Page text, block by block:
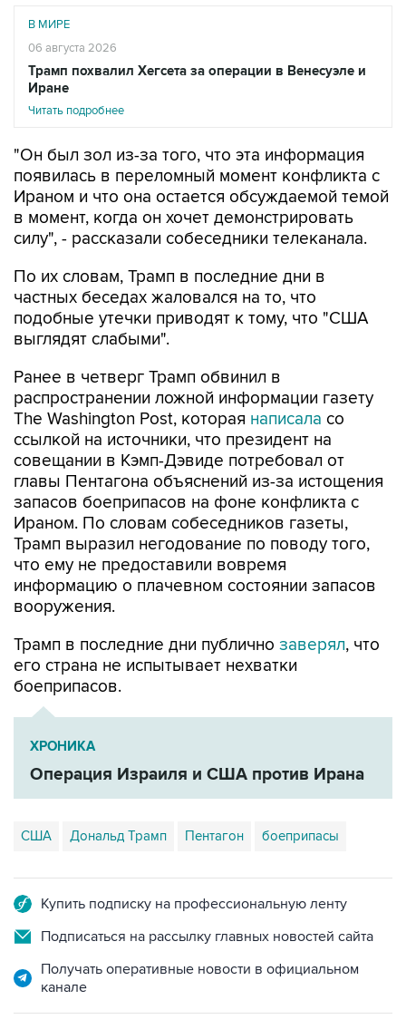
В МИРЕ
06 августа 2026
Трамп похвалил Хегсета за операции в Венесуэле и
Иране
Читать подробнее
"Он был зол из-за того, что эта информация
появилась в переломный момент конфликта с
Ираном и что она остается обсуждаемой темой
в момент, когда он хочет демонстрировать
силу", - рассказали собеседники телеканала.
По их словам, Трамп в последние дни в
частных беседах жаловался на то, что
подобные утечки приводят к тому, что "США
выглядят слабыми".
Ранее в четверг Трамп обвинил в
распространении ложной информации газету
The Washington Post, которая написала со
ссылкой на источники, что президент на
совещании в Кэмп-Дэвиде потребовал от
главы Пентагона объяснений из-за истощения
запасов боеприпасов на фоне конфликта с
Ираном. По словам собеседников газеты,
Трамп выразил негодование по поводу того,
что ему не предоставили вовремя
информацию о плачевном состоянии запасов
вооружения.
Трамп в последние дни публично заверял, что
его страна не испытывает нехватки
боеприпасов.
ХРОНИКА
Операция Израиля и США против Ирана
США Дональд Трамп Пентагон боеприпасы
Купить подписку на профессиональную ленту
Подписаться на рассылку главных новостей сайта
Получать оперативные новости в официальном
канале